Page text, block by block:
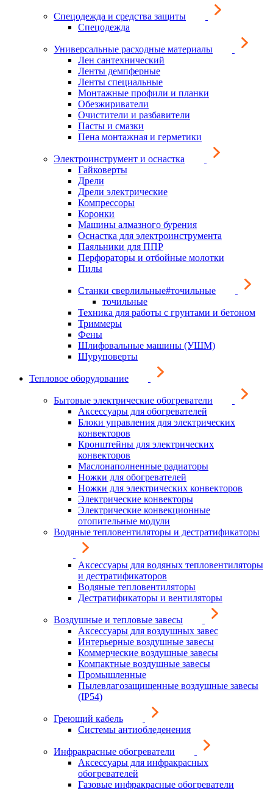
Спецодежда и средства защиты
Спецодежда
Универсальные расходные материалы
Лен сантехнический
Ленты демпферные
Ленты специальные
Монтажные профили и планки
Обезжириватели
Очистители и разбавители
Пасты и смазки
Пена монтажная и герметики
Электроинструмент и оснастка
Гайковерты
Дрели
Дрели электрические
Компрессоры
Коронки
Машины алмазного бурения
Оснастка для электроинструмента
Паяльники для ППР
Перфораторы и отбойные молотки
Пилы
Станки сверлильные#точильные
точильные
Техника для работы с грунтами и бетоном
Триммеры
Фены
Шлифовальные машины (УШМ)
Шуруповерты
Тепловое оборудование
Бытовые электрические обогреватели
Аксессуары для обогревателей
Блоки управления для электрических
конвекторов
Кронштейны для электрических
конвекторов
Маслонаполненные радиаторы
Ножки для обогревателей
Ножки для электрических конвекторов
Электрические конвекторы
Электрические конвекционные
отопительные модули
Водяные тепловентиляторы и дестратификаторы
Аксессуары для водяных тепловентиляторы
и дестратификаторов
Водяные тепловентиляторы
Дестратификаторы и вентиляторы
Воздушные и тепловые завесы
Аксессуары для воздушных завес
Интерьерные воздушные завесы
Коммерческие воздушные завесы
Компактные воздушные завесы
Промышленные
Пылевлагозащищенные воздушные завесы
(IP54)
Греющий кабель
Системы антиобледенения
Инфракрасные обогреватели
Аксессуары для инфракрасных
обогревателей
Газовые инфракрасные обогреватели